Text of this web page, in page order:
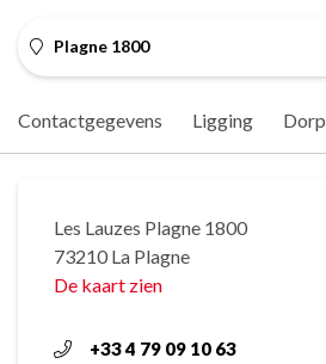
Plagne 1800
Contactgegevens Ligging Dorp
Les Lauzes Plagne 1800
73210 La Plagne
De kaart zien
+33 4 79 09 10 63